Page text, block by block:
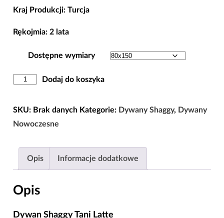
Kraj Produkcji: Turcja
Rękojmia: 2 lata
Dostępne wymiary
ilość
Shaggy
Tani
80x150
|
Dodaj do koszyka
SKU: Brak danych Kategorie: Dywany Shaggy, Dywany
Nowoczesne
Opis Informacje dodatkowe
Opis
Dywan Shaggy Tani Latte